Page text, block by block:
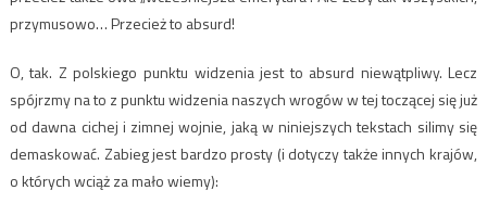
przymusowo… Przecież to absurd!
O, tak. Z polskiego punktu widzenia jest to absurd niewątpliwy. Lecz
spójrzmy na to z punktu widzenia naszych wrogów w tej toczącej się już
od dawna cichej i zimnej wojnie, jaką w niniejszych tekstach silimy się
demaskować. Zabieg jest bardzo prosty (i dotyczy także innych krajów,
o których wciąż za mało wiemy):